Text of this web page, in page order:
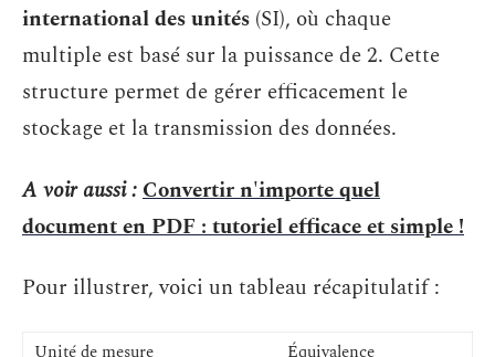
international des unités (SI), où chaque
multiple est basé sur la puissance de 2. Cette
structure permet de gérer efficacement le
stockage et la transmission des données.
A voir aussi :Convertir n'importe quel
document en PDF : tutoriel efficace et simple !
Pour illustrer, voici un tableau récapitulatif :
Unité de mesure
Équivalence